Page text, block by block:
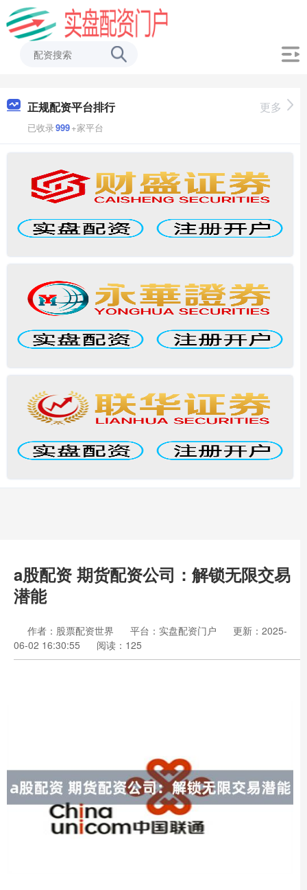
正规配资平台排行
已收录999+家平台
更多
a股配资 期货配资公司：解锁无限交易
潜能
作者：股票配资世界 平台：实盘配资门户
更新：2025-
06-02 16:30:55
阅读：125